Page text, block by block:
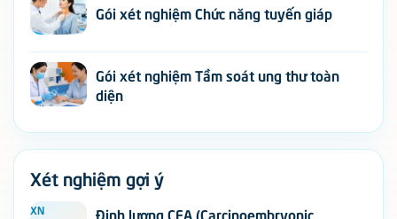
XN
Định lượng CEA (Carcinoembryonic
XN
Định lượng 25-OH Vitamin D [Huyết
Thanh]
XN
Tổng phân tích tế bào máu ngoại vi bằng
hệ thống tự động